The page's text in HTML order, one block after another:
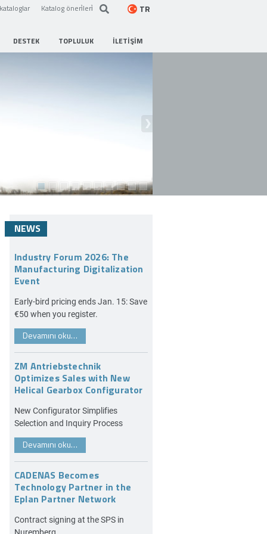
Katalog öneri̇leri̇ TR
DESTEK TOPLULUK İLETIŞIM
NEWS
Industry Forum 2026: The
Manufacturing Digitalization
Event
Early-bird pricing ends Jan. 15: Save
€50 when you register.
Devamını oku…
ZM Antriebstechnik
Optimizes Sales with New
Helical Gearbox Configurator
New Configurator Simplifies
Selection and Inquiry Process
Devamını oku…
CADENAS Becomes
Technology Partner in the
Eplan Partner Network
Contract signing at the SPS in